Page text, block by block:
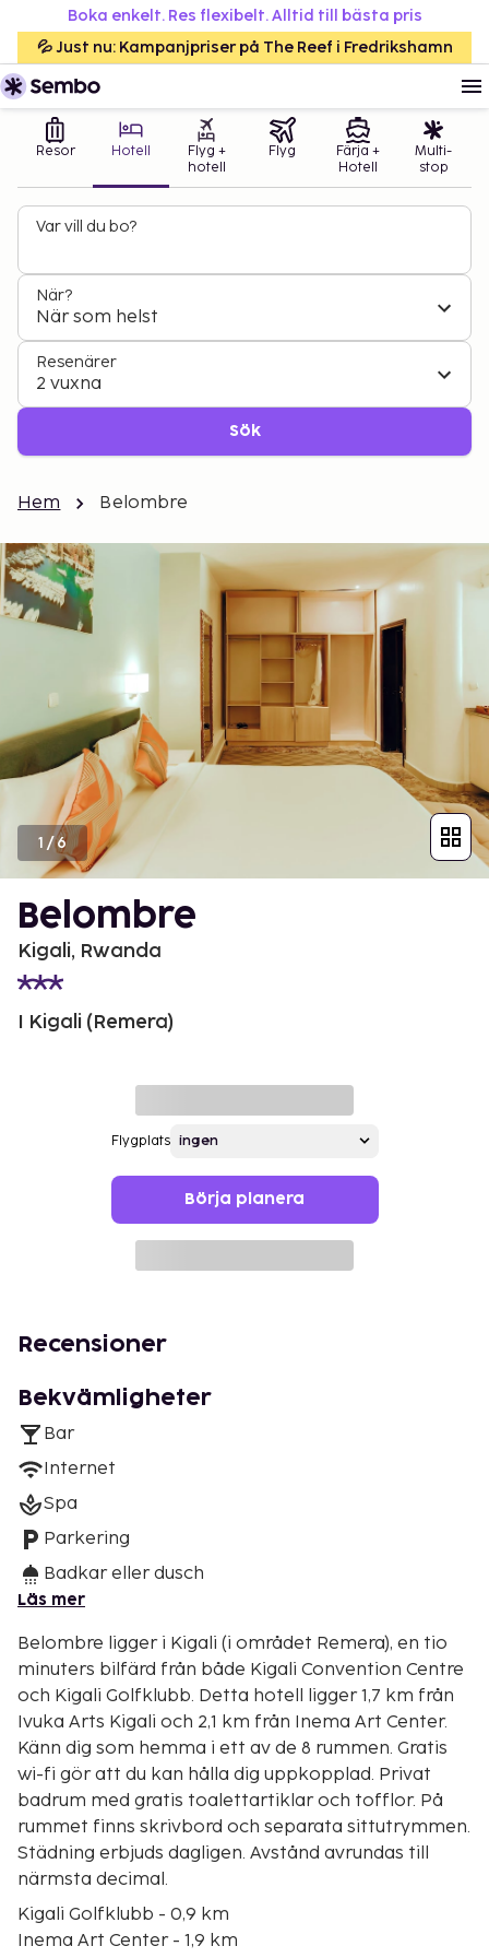
Boka enkelt. Res flexibelt. Alltid till bästa pris
💦 Just nu: Kampanjpriser på The Reef i Fredrikshamn
Resor Hotell
Flyg +
hotell
Flyg
Färja +
Hotell
Multi-
stop
Var vill du bo?
När?
När som helst
Resenärer
2 vuxna
Sök
Hem Belombre
1 /6
Belombre
Kigali, Rwanda
I Kigali (Remera)
Flygplats
Börja planera
Recensioner
Bekvämligheter
Bar
Internet
Spa
Parkering
Badkar eller dusch
Läs mer
Belombre ligger i Kigali (i området Remera), en tio
minuters bilfärd från både Kigali Convention Centre
och Kigali Golfklubb. Detta hotell ligger 1,7 km från
Ivuka Arts Kigali och 2,1 km från Inema Art Center.
Känn dig som hemma i ett av de 8 rummen. Gratis
wi-fi gör att du kan hålla dig uppkopplad. Privat
badrum med gratis toalettartiklar och tofflor. På
rummet finns skrivbord och separata sittutrymmen.
Städning erbjuds dagligen. Avstånd avrundas till
närmsta decimal.
Kigali Golfklubb - 0,9 km
Inema Art Center - 1,9 km